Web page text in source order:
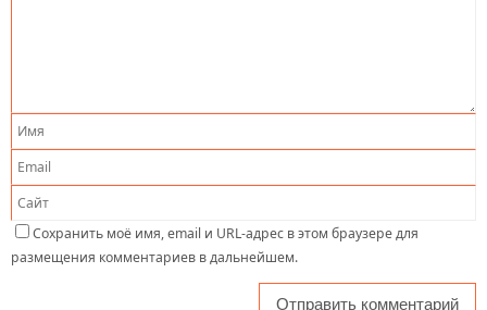
Сохранить моё имя, email и URL-адрес в этом браузере для
размещения комментариев в дальнейшем.